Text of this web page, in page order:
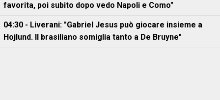
favorita, poi subito dopo vedo Napoli e Como"
04:30 - Liverani: "Gabriel Jesus può giocare insieme a
Hojlund. Il brasiliano somiglia tanto a De Bruyne"